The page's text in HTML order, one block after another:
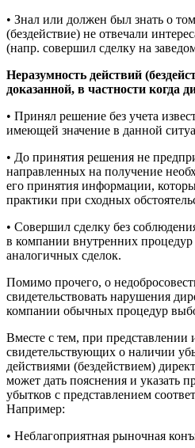
• Знал или должен был знать о
(бездействие) не отвечали
(напр. совершил сделку на
Неразумность действий
доказанной, в частности когда
• Принял решение без учета
имеющей значение в данной
• До принятия решения не
направленных на получение
его принятия информации,
практики при сходных
• Совершил сделку без
в компании внутренних
аналогичных сделок.
Помимо прочего, о
свидетельствовать нарушения
компании обычных процедур
Вместе с тем, при представлении
свидетельствующих о наличии
действиями (бездействием)
может дать пояснения и указать
убытков с представлением
Например:
• Неблагоприятная рыночная